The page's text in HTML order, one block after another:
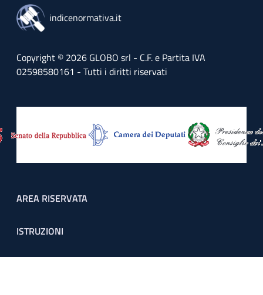
indicenormativa.it
Copyright © 2026 GLOBO srl - C.F. e Partita IVA
02598580161 - Tutti i diritti riservati
Footer menu
AREA RISERVATA
ISTRUZIONI